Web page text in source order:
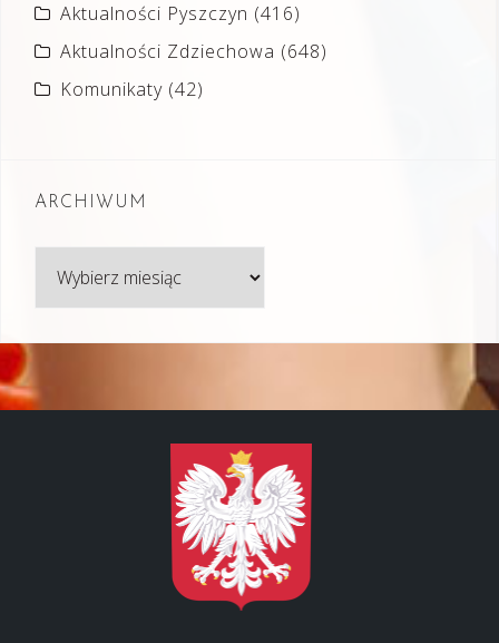
Aktualności Pyszczyn (416)
Aktualności Zdziechowa (648)
Komunikaty (42)
ARCHIWUM